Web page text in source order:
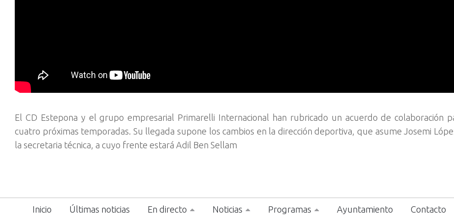
El CD Estepona y el grupo empresarial Primarelli Internacional han rubricado un acuerdo de colaboración
cuatro próximas temporadas. Su llegada supone los cambios en la dirección deportiva, que asume Josemi
la secretaria técnica, a cuyo frente estará Adil Ben Sellam
Inicio Últimas noticias En directo Noticias Programas Ayuntamiento Contacto